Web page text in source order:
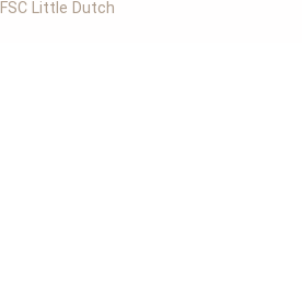
FSC Little Dutch